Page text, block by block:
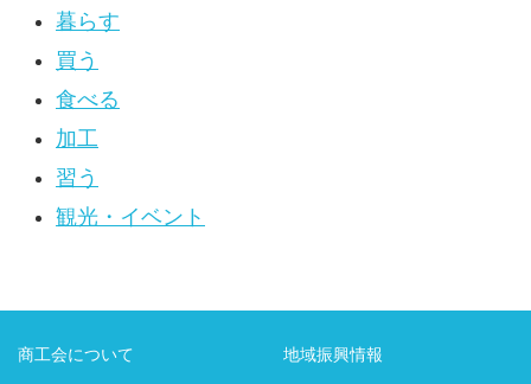
暮らす
買う
食べる
加工
習う
観光・イベント
商工会について 地域振興情報